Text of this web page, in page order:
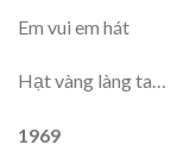
Em vui em hát
Hạt vàng làng ta…
1969